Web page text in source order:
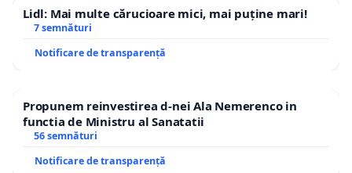
Lidl: Mai multe cărucioare mici, mai puține mari!
7 semnături
Notificare de transparență
Propunem reinvestirea d-nei Ala Nemerenco in
functia de Ministru al Sanatatii
56 semnături
Notificare de transparență